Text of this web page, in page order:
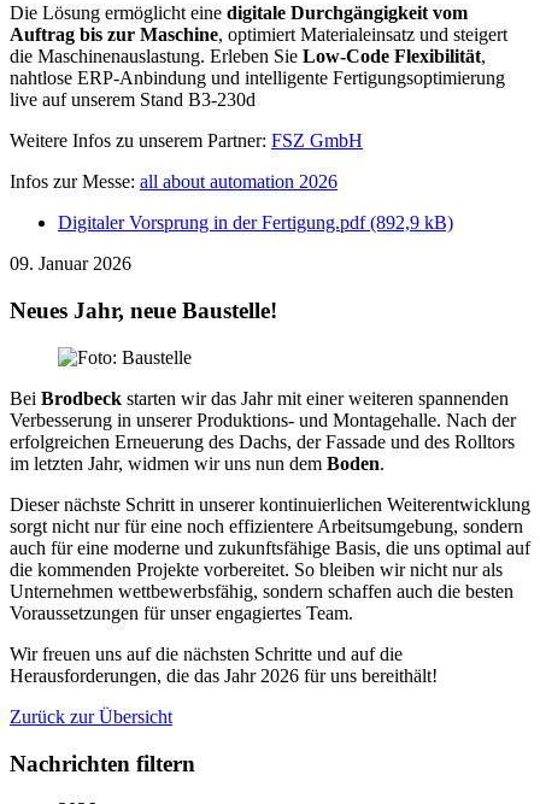
Die Lösung ermöglicht eine digitale Durchgängigkeit vom
Auftrag bis zur Maschine, optimiert Materialeinsatz und steigert
die Maschinenauslastung. Erleben Sie Low-Code Flexibilität,
nahtlose ERP-Anbindung und intelligente Fertigungsoptimierung
live auf unserem Stand B3-230d
Weitere Infos zu unserem Partner: FSZ GmbH
Infos zur Messe: all about automation 2026
Digitaler Vorsprung in der Fertigung.pdf(892,9 kB)
09. Januar 2026
Neues Jahr, neue Baustelle!
Bei Brodbeck starten wir das Jahr mit einer weiteren spannenden
Verbesserung in unserer Produktions- und Montagehalle. Nach der
erfolgreichen Erneuerung des Dachs, der Fassade und des Rolltors
im letzten Jahr, widmen wir uns nun dem Boden.
Dieser nächste Schritt in unserer kontinuierlichen Weiterentwicklung
sorgt nicht nur für eine noch effizientere Arbeitsumgebung, sondern
auch für eine moderne und zukunftsfähige Basis, die uns optimal auf
die kommenden Projekte vorbereitet. So bleiben wir nicht nur als
Unternehmen wettbewerbsfähig, sondern schaffen auch die besten
Voraussetzungen für unser engagiertes Team.
Wir freuen uns auf die nächsten Schritte und auf die
Herausforderungen, die das Jahr 2026 für uns bereithält!
Zurück zur Übersicht
Nachrichten filtern